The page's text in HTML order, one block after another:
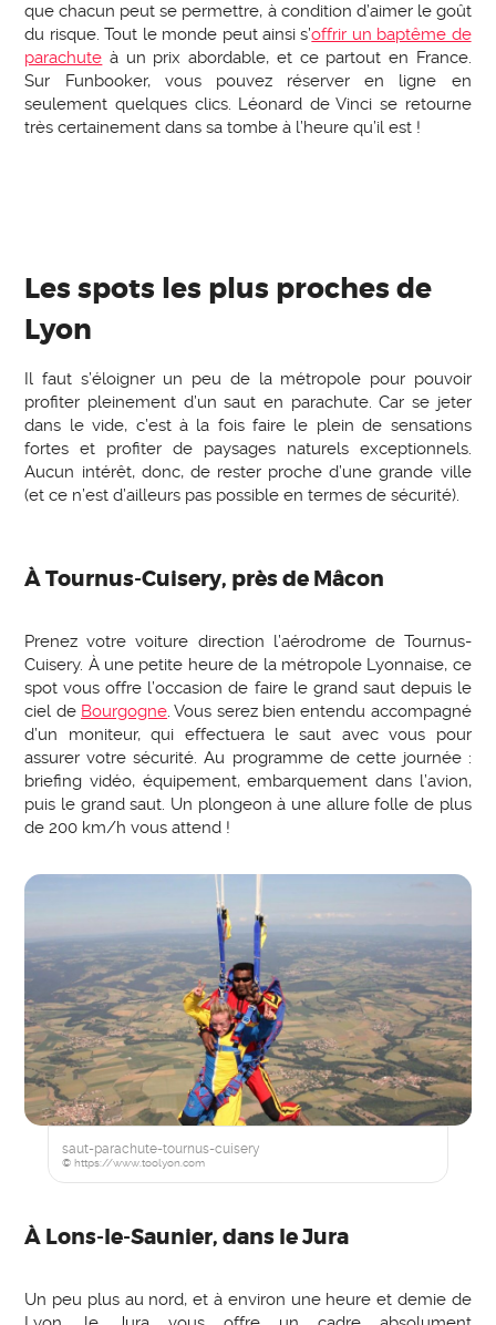
que chacun peut se permettre, à condition d’aimer le goût
du risque. Tout le monde peut ainsi s’offrir un baptême de
parachute à un prix abordable, et ce partout en France.
Sur Funbooker, vous pouvez réserver en ligne en
seulement quelques clics. Léonard de Vinci se retourne
très certainement dans sa tombe à l’heure qu’il est !
Les spots les plus proches de
Lyon
Il faut s’éloigner un peu de la métropole pour pouvoir
profiter pleinement d’un saut en parachute. Car se jeter
dans le vide, c’est à la fois faire le plein de sensations
fortes et profiter de paysages naturels exceptionnels.
Aucun intérêt, donc, de rester proche d’une grande ville
(et ce n’est d’ailleurs pas possible en termes de sécurité).
À Tournus-Cuisery, près de Mâcon
Prenez votre voiture direction l’aérodrome de Tournus-
Cuisery. À une petite heure de la métropole Lyonnaise, ce
spot vous offre l’occasion de faire le grand saut depuis le
ciel de Bourgogne. Vous serez bien entendu accompagné
d’un moniteur, qui effectuera le saut avec vous pour
assurer votre sécurité. Au programme de cette journée :
briefing vidéo, équipement, embarquement dans l’avion,
puis le grand saut. Un plongeon à une allure folle de plus
de 200 km/h vous attend !
saut-parachute-tournus-cuisery
© https://www.toolyon.com
À Lons-le-Saunier, dans le Jura
Un peu plus au nord, et à environ une heure et demie de